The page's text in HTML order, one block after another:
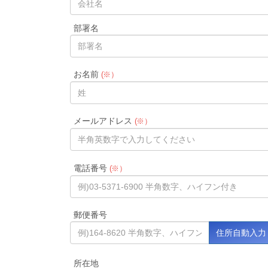
部署名
お名前(※）
メールアドレス (※）
電話番号(※）
郵便番号
所在地